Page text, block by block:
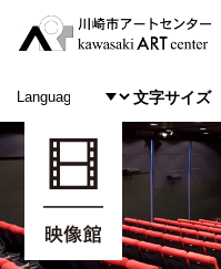
文字サイズ